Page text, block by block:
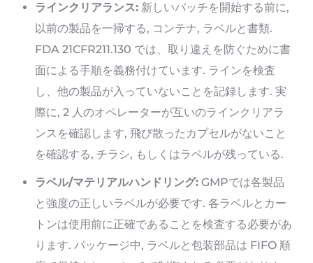
ラインクリアランス: 新しいバッチを開始する前に,
以前の製品を一掃する, コンテナ, ラベルと書類.
FDA 21CFR211.130 では、取り違えを防ぐために書
面による手順を義務付けています. ラインを検査
し、他の製品が入っていないことを記録します. 実
際に, 2 人のオペレーターが互いのラインクリアラ
ンスを確認します, 飛び散ったカプセルがないこと
を確認する, チラシ, もしくはラベルが残っている.
ラベル/マテリアルハンドリング: GMPでは各製品
と強度の正しいラベルが必要です. 各ラベルとカー
トンは使用前に正確であることを検査する必要があ
ります. パッケージ中, ラベルと包装部​​品は FIFO 順